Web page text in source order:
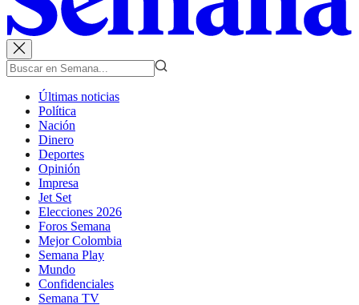
Últimas noticias
Política
Nación
Dinero
Deportes
Opinión
Impresa
Jet Set
Elecciones 2026
Foros Semana
Mejor Colombia
Semana Play
Mundo
Confidenciales
Semana TV